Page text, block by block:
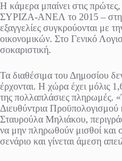
Η κάμερα μπαίνει στις
ΣΥΡΙΖΑ-ΑΝΕΛ το 2015 – στη
εξαγγελίες συγκρούονται με
οικονομικών. Στο Γενικό
σοκαριστική.
Τα διαθέσιμα του Δημοσίου
έρχονται. Η χώρα έχει μόλις
της πολλαπλάσιες πληρωμές.
Διευθύντρια Προϋπολογισμού
Σταυρούλα Μηλιάκου,
να μην πληρωθούν μισθοί και
σενάριο και γίνεται άμεση